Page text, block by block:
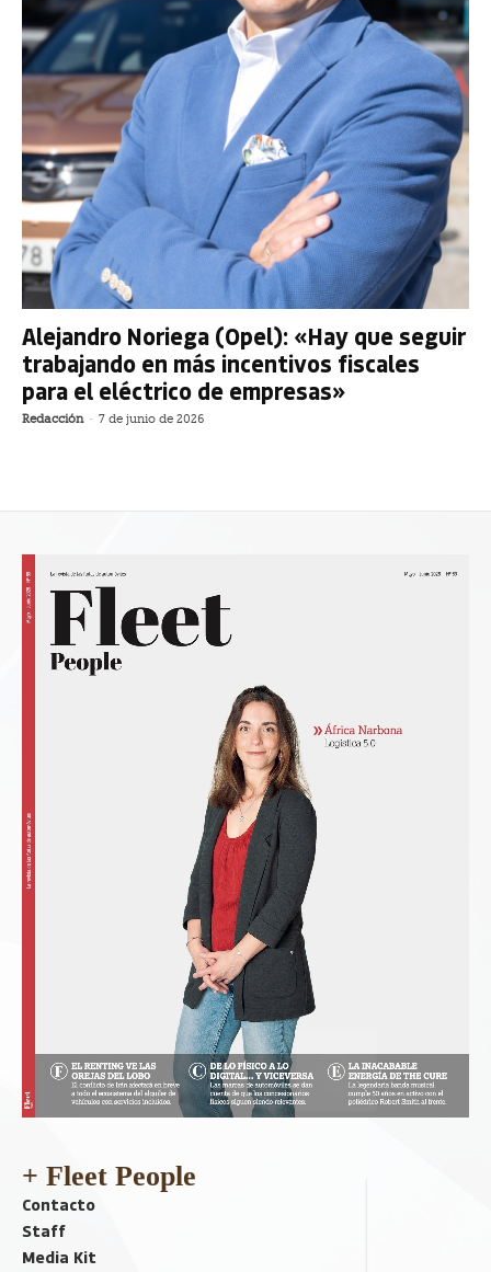
Alejandro Noriega (Opel): «Hay que seguir
trabajando en más incentivos fiscales
para el eléctrico de empresas»
Redacción - 7 de junio de 2026
+ Fleet People
Contacto
Staff
Media Kit